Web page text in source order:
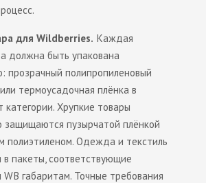
для Wildberries. Каждая
должна быть упакована
прозрачный полипропиленовый
термоусадочная плёнка в
категории. Хрупкие товары
защищаются пузырчатой плёнкой
полиэтиленом. Одежда и текстиль
в пакеты, соответствующие
габаритам. Точные требования